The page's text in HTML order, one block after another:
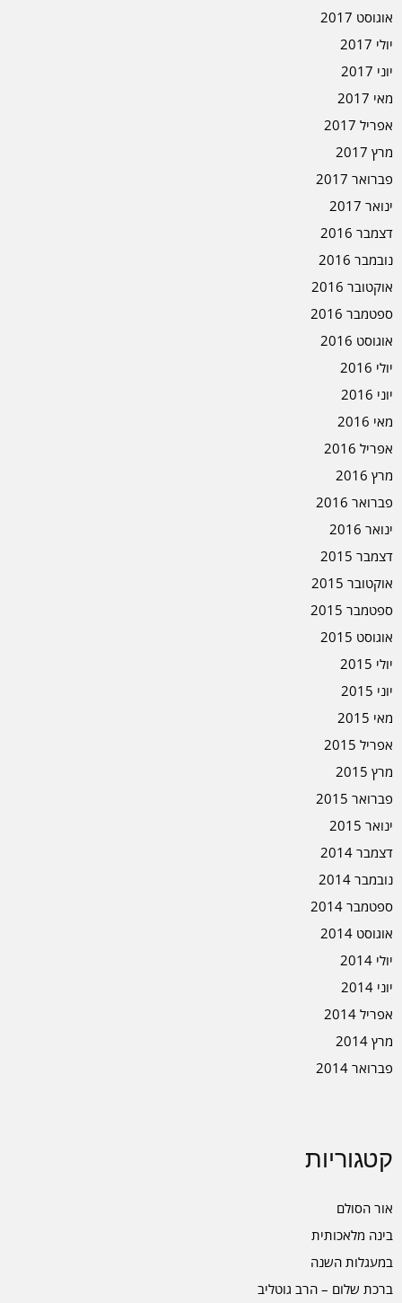
אוגוסט 2017
יולי 2017
יוני 2017
מאי 2017
אפריל 2017
מרץ 2017
פברואר 2017
ינואר 2017
דצמבר 2016
נובמבר 2016
אוקטובר 2016
ספטמבר 2016
אוגוסט 2016
יולי 2016
יוני 2016
מאי 2016
אפריל 2016
מרץ 2016
פברואר 2016
ינואר 2016
דצמבר 2015
אוקטובר 2015
ספטמבר 2015
אוגוסט 2015
יולי 2015
יוני 2015
מאי 2015
אפריל 2015
מרץ 2015
פברואר 2015
ינואר 2015
דצמבר 2014
נובמבר 2014
ספטמבר 2014
אוגוסט 2014
יולי 2014
יוני 2014
אפריל 2014
מרץ 2014
פברואר 2014
קטגוריות
אור הסולם
בינה מלאכותית
במעגלות השנה
ברכת שלום – הרב גוטליב